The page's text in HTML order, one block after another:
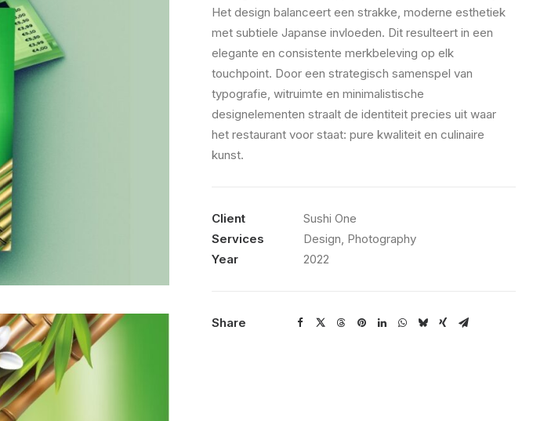
Het design balanceert een strakke, moderne esthetiek
met subtiele Japanse invloeden. Dit resulteert in een
elegante en consistente merkbeleving op elk
touchpoint. Door een strategisch samenspel van
typografie, witruimte en minimalistische
designelementen straalt de identiteit precies uit waar
het restaurant voor staat: pure kwaliteit en culinaire
kunst.
Client
Sushi One
Services
Design, Photography
Year
2022
Share